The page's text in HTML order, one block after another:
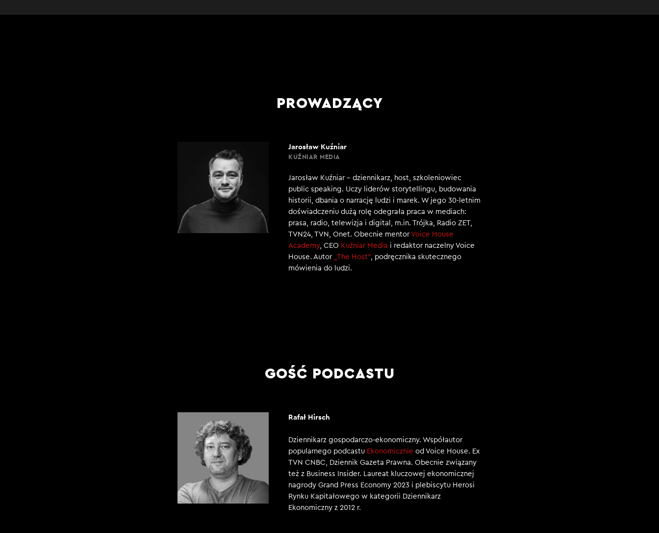
PROWADZĄCY
Jarosław Kuźniar
KUŹNIAR MEDIA
Jarosław Kuźniar – dziennikarz, host, szkoleniowiec
public speaking. Uczy liderów storytellingu, budowania
historii, dbania o narrację ludzi i marek. W jego 30-letnim
doświadczeniu dużą rolę odegrała praca w mediach:
prasa, radio, telewizja i digital, m.in. Trójka, Radio ZET,
TVN24, TVN, Onet. Obecnie mentorVoice House
Academy, CEO Kuźniar Media i redaktor naczelny Voice
House. Autor „The Host”, podręcznika skutecznego
mówienia do ludzi.
GOŚĆ PODCASTU
Rafał Hirsch
Dziennikarz gospodarczo-ekonomiczny. Współautor
popularnego podcastu Ekonomicznie od Voice House. Ex
TVN CNBC, Dziennik Gazeta Prawna. Obecnie związany
też z Business Insider. Laureat kluczowej ekonomicznej
nagrody Grand Press Economy 2023 i plebiscytu Herosi
Rynku Kapitałowego w kategorii Dziennikarz
Ekonomiczny z 2012 r.